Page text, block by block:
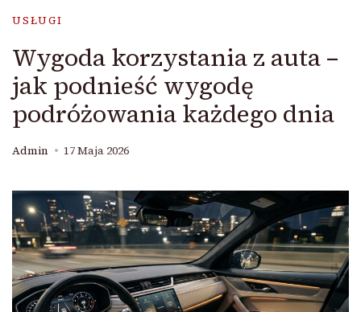
USŁUGI
Wygoda korzystania z auta –
jak podnieść wygodę
podróżowania każdego dnia
Admin 17 Maja 2026